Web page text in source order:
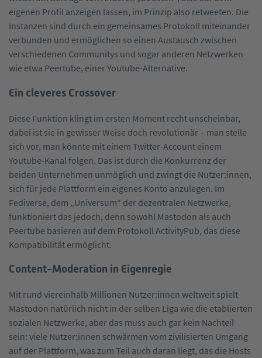
eigenen Profil anzeigen lassen, im Prinzip also retweeten. Die
Instanzen sind durch ein gemeinsames Protokoll miteinander
verbunden und ermöglichen so einen Austausch zwischen
verschiedenen Communitys und sogar anderen Netzwerken
wie etwa Peertube, einer Youtube-Alternative.
Ein cleveres Crossover
Diese Funktion klingt im ersten Moment recht unscheinbar,
dabei ist sie in gewisser Weise doch revolutionär – man stelle
sich vor, man könnte mit einem Twitter-Account einem
Youtube-Kanal folgen. Das ist durch die Konkurrenz der
beiden Unternehmen unmöglich und zwingt die Nutzer:innen,
sich für jede Plattform ein eigenes Konto anzulegen. Im
Fediverse, dem „Universum“ der dezentralen Netzwerke,
funktioniert das jedoch, denn sowohl Mastodon als auch
Peertube basieren auf dem Protokoll ActivityPub, das diese
Kompatibilität ermöglicht.
Content-Moderation in Eigenregie
Mit rund viereinhalb Millionen Nutzer:innen weltweit spielt
Mastodon natürlich nicht in der selben Liga wie die etablierten
sozialen Netzwerke, aber das muss auch gar kein Nachteil
sein: viele Nutzer:innen schwärmen vom zivilisierten Umgang
auf der Plattform, was zum Teil auch daran liegt, das die Hosts